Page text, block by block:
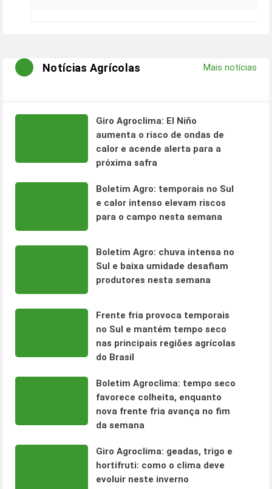
Notícias Agrícolas Mais notícias
Giro Agroclima: El Niño
aumenta o risco de ondas de
calor e acende alerta para a
próxima safra
Boletim Agro: temporais no Sul
e calor intenso elevam riscos
para o campo nesta semana
Boletim Agro: chuva intensa no
Sul e baixa umidade desafiam
produtores nesta semana
Frente fria provoca temporais
no Sul e mantém tempo seco
nas principais regiões agrícolas
do Brasil
Boletim Agroclima: tempo seco
favorece colheita, enquanto
nova frente fria avança no fim
da semana
Giro Agroclima: geadas, trigo e
hortifruti: como o clima deve
evoluir neste inverno